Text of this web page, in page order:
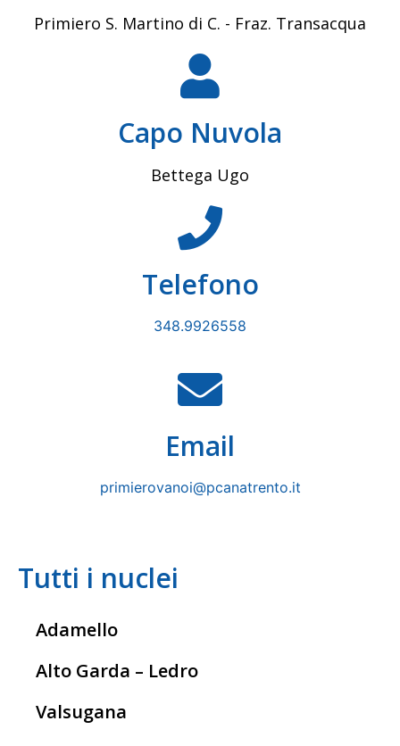
Primiero S. Martino di C. - Fraz. Transacqua
Capo Nuvola
Bettega Ugo
Telefono
348.9926558
Email
primierovanoi@pcanatrento.it
Tutti i nuclei
Adamello
Alto Garda – Ledro
Valsugana